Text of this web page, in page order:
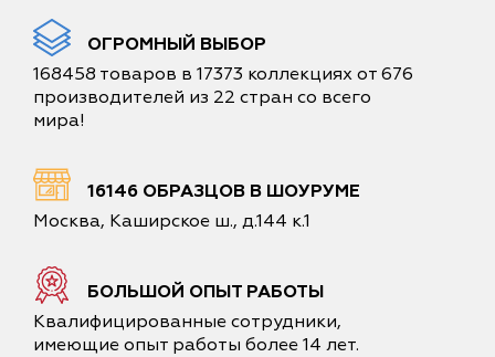
ОГРОМНЫЙ ВЫБОР
168458 товаров в 17373 коллекциях от 676
производителей из 22 стран со всего
мира!
16146 ОБРАЗЦОВ В ШОУРУМЕ
Москва, Каширское ш., д.144 к.1
БОЛЬШОЙ ОПЫТ РАБОТЫ
Квалифицированные сотрудники,
имеющие опыт работы более 14 лет.